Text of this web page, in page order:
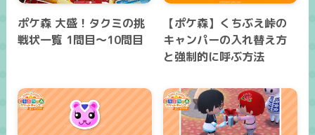
ポケ森 大盛！タクミの挑
戦状一覧 1問目～10問目
【ポケ森】くちぶえ峠の
キャンパーの入れ替え方
と強制的に呼ぶ方法